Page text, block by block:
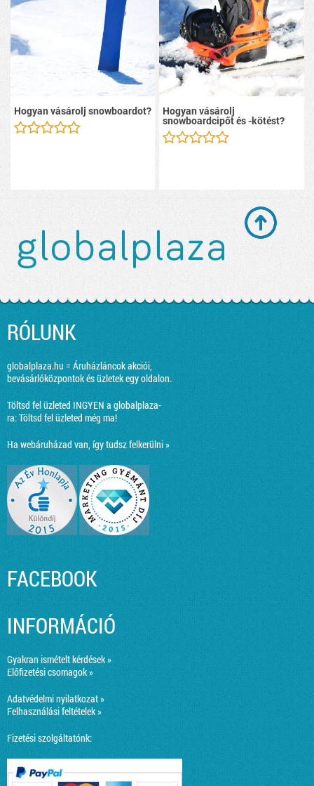
Hogyan vásárolj snowboardot? Hogyan vásárolj
snowboardcipőt és -kötést?
RÓLUNK
globalplaza.hu = Áruházláncok akciói,
bevásárlóközpontok és üzletek egy oldalon.
Töltsd fel üzleted INGYEN a globalplaza-
ra:Töltsd fel üzleted még ma!
Ha webáruházad van, így tudsz felkerülni »
FACEBOOK
INFORMÁCIÓ
Gyakran ismételt kérdések »
Előfizetési csomagok »
Adatvédelmi nyilatkozat »
Felhasználási feltételek »
Fizetési szolgáltatónk: